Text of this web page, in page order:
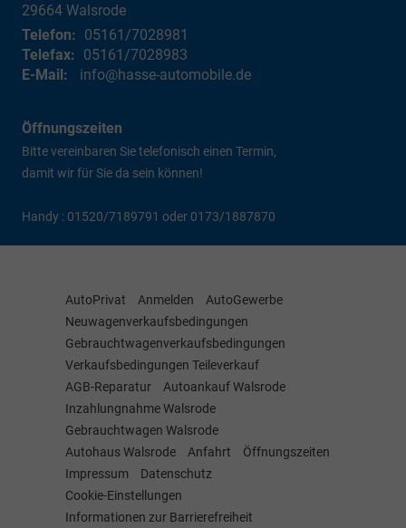
29664 Walsrode
Telefon: 05161/7028981
Telefax: 05161/7028983
E-Mail:
info@hasse-automobile.de
Öffnungszeiten
Bitte vereinbaren Sie telefonisch einen Termin,
damit wir für Sie da sein können!
Handy : 01520/7189791 oder 0173/1887870
AutoPrivat Anmelden
AutoGewerbe
Neuwagenverkaufsbedingungen
Gebrauchtwagenverkaufsbedingungen
Verkaufsbedingungen Teileverkauf
AGB-Reparatur
Autoankauf Walsrode
Inzahlungnahme Walsrode
Gebrauchtwagen Walsrode
Autohaus Walsrode
Anfahrt
Öffnungszeiten
Impressum
Datenschutz
Cookie-Einstellungen
Informationen zur Barrierefreiheit